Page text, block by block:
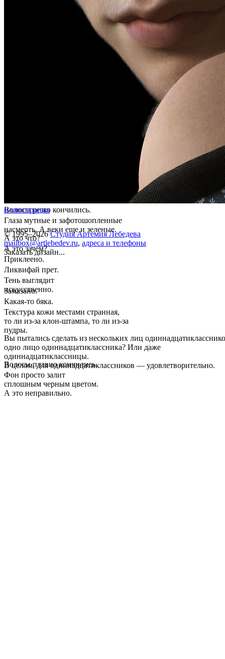
Волосы резко кончились.
Глаза мутные и зафотошопленные
насмерть. А веки еще и зеленые.
А это что?
А это зачем?
Приклеено.
Ликвифай прет.
Тень выглядит
искусственно.
Замазано.
Какая-то бяка.
Текстура кожи местами странная,
то ли из-за клон-штампа, то ли из-за
пудры.
Вы пытались сделать из нескольких лиц
одно лицо одиннадцатиклассника? Или даже
одиннадцатиклассницы.
В целом, для одиннадцатиклассников — удовлетворительно.
Волосы плавно кончились.
Фон просто залит
сплошным черным цветом.
А это неправильно.
иллюстрация
© 1995–2026 Студия Артемия Лебедева
mailbox@artlebedev.ru, адреса и телефоны
Заказать дизайн...